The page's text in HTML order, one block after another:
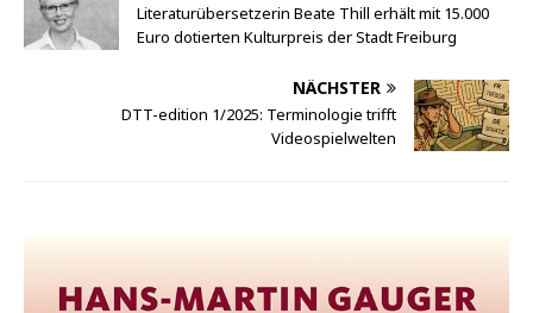
Literaturübersetzerin Beate Thill erhält mit 15.000
Euro dotierten Kulturpreis der Stadt Freiburg
NÄCHSTER
DTT-edition 1/2025: Terminologie trifft
Videospielwelten